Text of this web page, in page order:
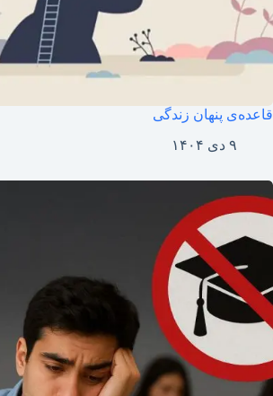
قاعده‌ی پنهان زندگی
۹ دی ۱۴۰۴